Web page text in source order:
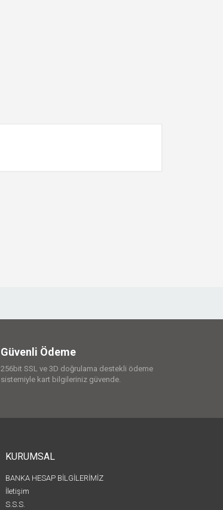
Güvenli Ödeme
256bit SSL ve 3D doğrulama destekli ödeme
sistemiyle kart bilgileriniz güvende.
KURUMSAL
BANKA HESAP BİLGİLERİMİZ
İletişim
S.S.S.